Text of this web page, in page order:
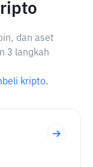
dan aset
3 langkah
kripto.